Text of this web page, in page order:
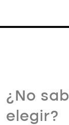
¿No
elegir?